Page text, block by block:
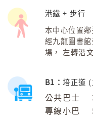
港鐵 + 步行
本中心位置
經九龍圖書
場， 左轉沿
B1：培正道
公共巴士
專線小巴